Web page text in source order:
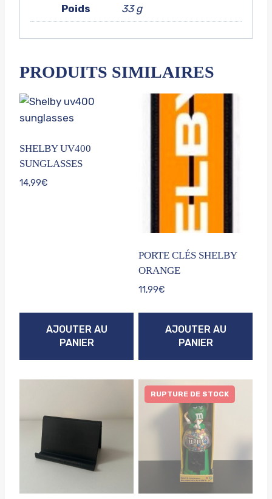
Poids 33 g
PRODUITS SIMILAIRES
SHELBY UV400
SUNGLASSES
14,99€
AJOUTER AU
PANIER
PORTE CLÉS SHELBY
ORANGE
11,99€
AJOUTER AU
PANIER
RUPTURE DE STOCK